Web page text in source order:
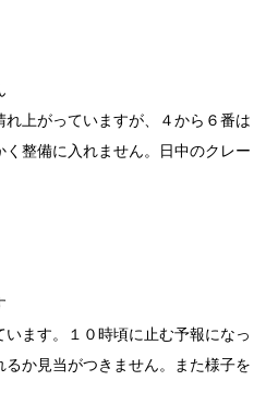
上がっていますが、４から６番は
整備に入れません。日中のクレー
ます。１０時頃に止む予報になっ
か見当がつきません。また様子を